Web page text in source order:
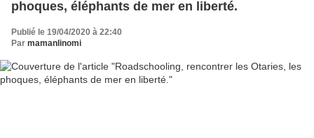
phoques, éléphants de mer en liberté.
Publié le 19/04/2020 à 22:40
Par mamanlinomi